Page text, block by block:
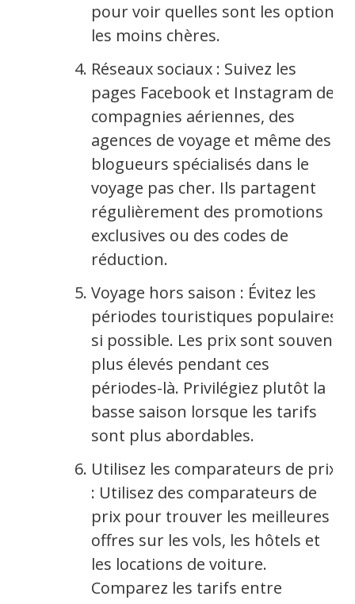
pour voir quelles sont les options
les moins chères.
Réseaux sociaux : Suivez les
pages Facebook et Instagram des
compagnies aériennes, des
agences de voyage et même des
blogueurs spécialisés dans le
voyage pas cher. Ils partagent
régulièrement des promotions
exclusives ou des codes de
réduction.
Voyage hors saison : Évitez les
périodes touristiques populaires
si possible. Les prix sont souvent
plus élevés pendant ces
périodes-là. Privilégiez plutôt la
basse saison lorsque les tarifs
sont plus abordables.
Utilisez les comparateurs de prix
: Utilisez des comparateurs de
prix pour trouver les meilleures
offres sur les vols, les hôtels et
les locations de voiture.
Comparez les tarifs entre